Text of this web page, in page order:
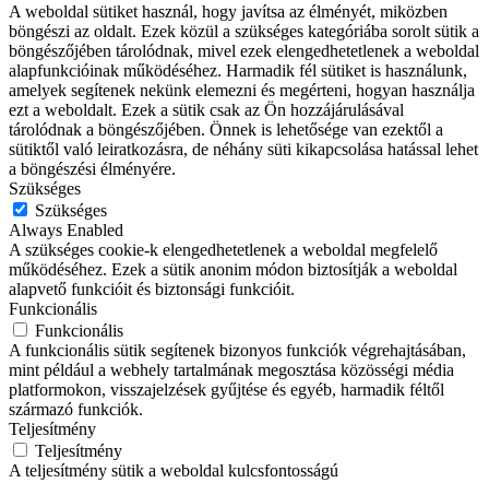
A weboldal sütiket használ, hogy javítsa az élményét, miközben
böngészi az oldalt. Ezek közül a szükséges kategóriába sorolt sütik a
böngészőjében tárolódnak, mivel ezek elengedhetetlenek a weboldal
alapfunkcióinak működéséhez. Harmadik fél sütiket is használunk,
amelyek segítenek nekünk elemezni és megérteni, hogyan használja
ezt a weboldalt. Ezek a sütik csak az Ön hozzájárulásával
tárolódnak a böngészőjében. Önnek is lehetősége van ezektől a
sütiktől való leiratkozásra, de néhány süti kikapcsolása hatással lehet
a böngészési élményére.
Szükséges
Szükséges
Always Enabled
A szükséges cookie-k elengedhetetlenek a weboldal megfelelő
működéséhez. Ezek a sütik anonim módon biztosítják a weboldal
alapvető funkcióit és biztonsági funkcióit.
Funkcionális
Funkcionális
A funkcionális sütik segítenek bizonyos funkciók végrehajtásában,
mint például a webhely tartalmának megosztása közösségi média
platformokon, visszajelzések gyűjtése és egyéb, harmadik féltől
származó funkciók.
Teljesítmény
Teljesítmény
A teljesítmény sütik a weboldal kulcsfontosságú